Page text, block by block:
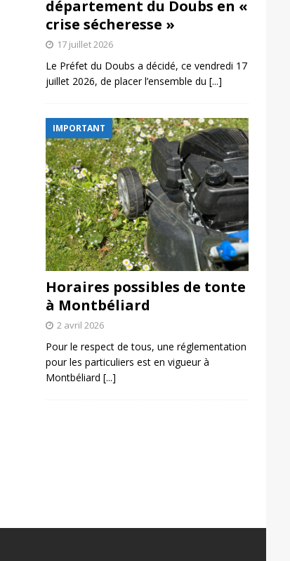
département du Doubs en «
crise sécheresse »
17 juillet 2026
Le Préfet du Doubs a décidé, ce vendredi 17
juillet 2026, de placer l’ensemble du [...]
IMPORTANT
Horaires possibles de tonte
à Montbéliard
2 avril 2026
Pour le respect de tous, une réglementation
pour les particuliers est en vigueur à
Montbéliard [...]